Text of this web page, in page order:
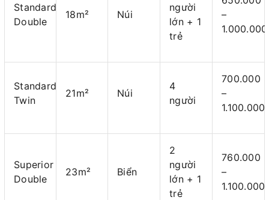
Standard
Double
18m² Núi
người
lớn + 1
trẻ
–
1.000.000
Standard
Twin
21m² Núi
4
người
700.000
–
1.100.000
Superior
Double
23m² Biển
2
người
lớn + 1
trẻ
760.000
–
1.100.000